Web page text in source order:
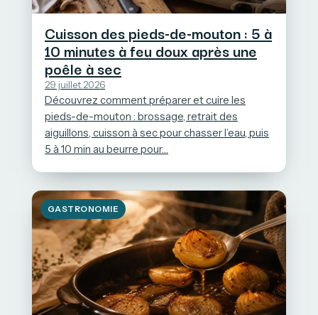
Cuisson des pieds-de-mouton : 5 à
10 minutes à feu doux après une
poêle à sec
29 juillet 2026
Découvrez comment préparer et cuire les
pieds-de-mouton : brossage, retrait des
aiguillons, cuisson à sec pour chasser l’eau, puis
5 à 10 min au beurre pour…
GASTRONOMIE